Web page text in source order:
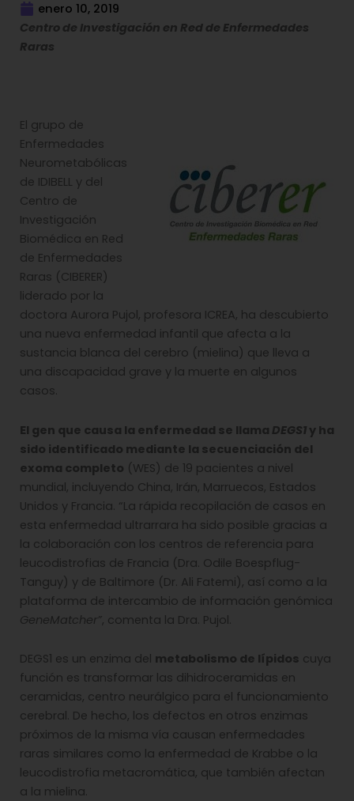
enero 10, 2019
Centro de Investigación en Red de Enfermedades
Raras
El grupo de
Enfermedades
Neurometabólicas
de IDIBELL y del
Centro de
Investigación
Biomédica en Red
de Enfermedades
Raras (CIBERER)
liderado por la
doctora Aurora Pujol, profesora ICREA, ha descubierto
una nueva enfermedad infantil que afecta a la
sustancia blanca del cerebro (mielina) que lleva a
una discapacidad grave y la muerte en algunos
casos.
El gen que causa la enfermedad se llama DEGS1 y ha
sido identificado mediante la secuenciación del
exoma completo (WES) de 19 pacientes a nivel
mundial, incluyendo China, Irán, Marruecos, Estados
Unidos y Francia. “La rápida recopilación de casos en
esta enfermedad ultrarrara ha sido posible gracias a
la colaboración con los centros de referencia para
leucodistrofias de Francia (Dra. Odile Boespflug-
Tanguy) y de Baltimore (Dr. Ali Fatemi), así como a la
plataforma de intercambio de información genómica
GeneMatcher”, comenta la Dra. Pujol.
DEGS1 es un enzima del metabolismo de lípidos cuya
función es transformar las dihidroceramidas en
ceramidas, centro neurálgico para el funcionamiento
cerebral. De hecho, los defectos en otros enzimas
próximos de la misma vía causan enfermedades
raras similares como la enfermedad de Krabbe o la
leucodistrofia metacromática, que también afectan
a la mielina.